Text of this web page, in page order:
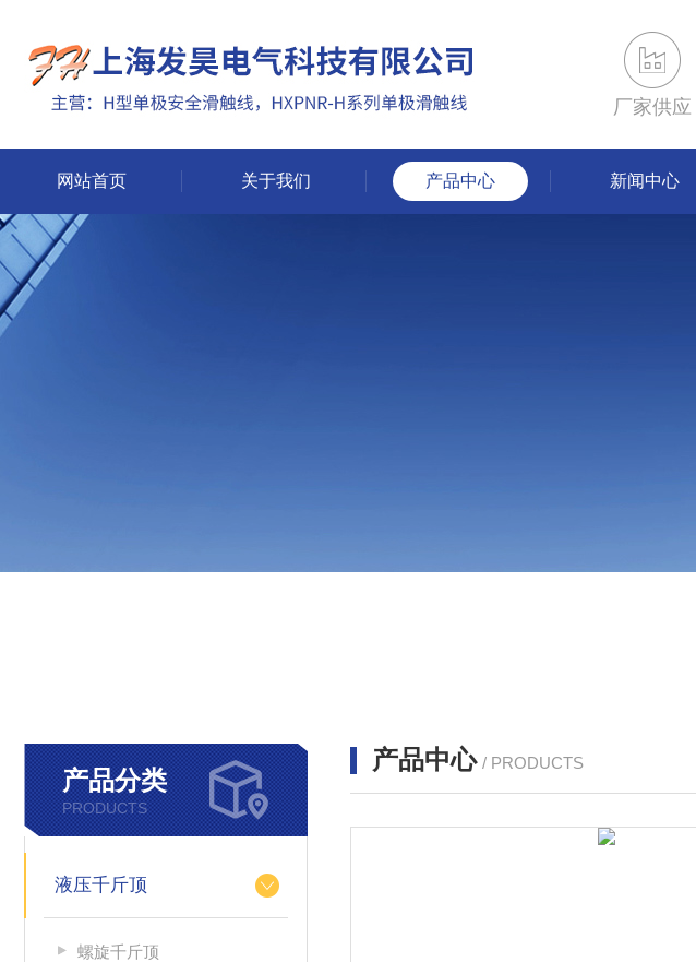
厂家供应
网站首页 关于我们 产品中心 新闻中心
产品分类
PRODUCTS
液压千斤顶
螺旋千斤顶
产品中心 / PRODUCTS